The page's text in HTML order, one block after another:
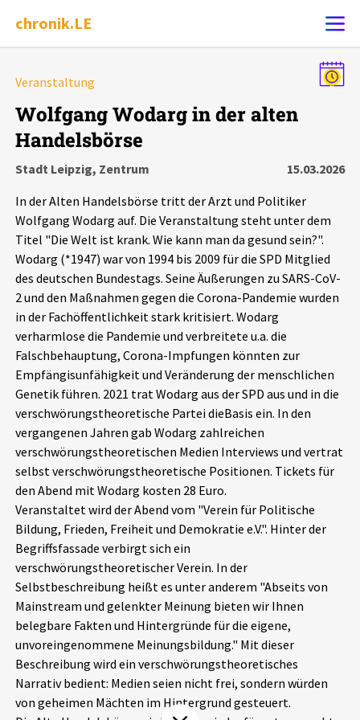
chronik.LE
Chronik
Leipziger Zustände
Schlaglichter
Phänomene
Aktuelles
Alle Beiträge
Veranstaltungen
Pressemitteilungen
Podcasts
Über uns
Projektbeschreibung
Kontakt
Unterstützer_innen
Spenden
chronik.LE in der Presse
Veranstaltung
Wolfgang Wodarg in der alten
Handelsbörse
Stadt Leipzig, Zentrum
15.03.2026
In der Alten Handelsbörse tritt der Arzt und Politiker
Wolfgang Wodarg auf. Die Veranstaltung steht unter dem
Titel "Die Welt ist krank. Wie kann man da gesund sein?".
Wodarg (*1947) war von 1994 bis 2009 für die SPD Mitglied
des deutschen Bundestags. Seine Äußerungen zu SARS-CoV-
2 und den Maßnahmen gegen die Corona-Pandemie wurden
in der Fachöffentlichkeit stark kritisiert. Wodarg
verharmlose die Pandemie und verbreitete u.a. die
Falschbehauptung, Corona-Impfungen könnten zur
Empfängisunfähigkeit und Veränderung der menschlichen
Genetik führen. 2021 trat Wodarg aus der SPD aus und in die
verschwörungstheoretische Partei dieBasis ein. In den
vergangenen Jahren gab Wodarg zahlreichen
verschwörungstheoretischen Medien Interviews und vertrat
selbst verschwörungstheoretische Positionen. Tickets für
den Abend mit Wodarg kosten 28 Euro.
Veranstaltet wird der Abend vom "Verein für Politische
Bildung, Frieden, Freiheit und Demokratie e.V.". Hinter der
Begriffsfassade verbirgt sich ein
verschwörungstheoretischer Verein. In der
Selbstbeschreibung heißt es unter anderem "Abseits von
Mainstream und gelenkter Meinung bieten wir Ihnen
belegbare Fakten und Hintergründe für die eigene,
unvoreingenommene Meinungsbildung." Mit dieser
Beschreibung wird ein verschwörungstheoretisches
Narrativ bedient: Medien seien nicht frei, sondern würden
von geheimen Mächten im Hintergrund gesteuert.
Alle Ereignisse
Ereignisse
Ereignisse